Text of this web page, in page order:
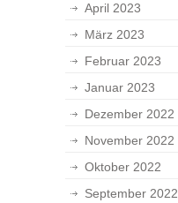
April 2023
März 2023
Februar 2023
Januar 2023
Dezember 2022
November 2022
Oktober 2022
September 2022